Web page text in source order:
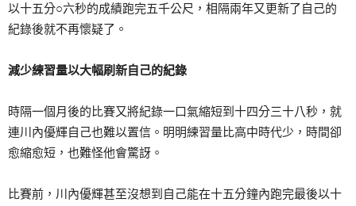
以十五分○六秒的成績跑完五千公尺，相隔兩年又更新了自己的
紀錄後就不再懷疑了。
減少練習量以大幅刷新自己的紀錄
時隔一個月後的比賽又將紀錄一口氣縮短到十四分三十八秒，就
連川內優輝自己也難以置信。明明練習量比高中時代少，時間卻
愈縮愈短，也難怪他會驚訝。
比賽前，川內優輝甚至沒想到自己能在十五分鐘內跑完最後以十